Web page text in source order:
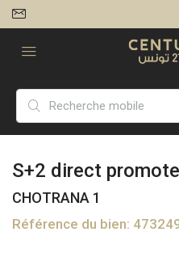
S+2 direct
CHOTRANA 1
Référence du bien: